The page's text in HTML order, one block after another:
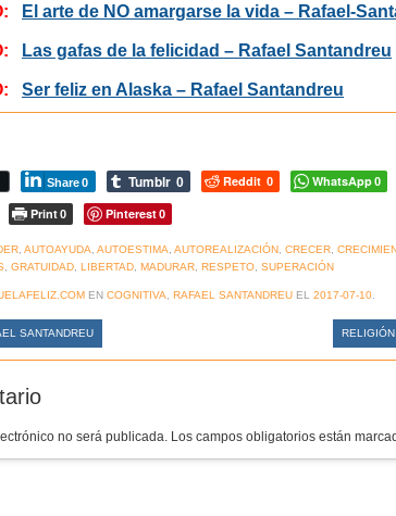
El arte de NO amargarse la vida – Rafael-
Las gafas de la felicidad – Rafael Santandreu
Ser feliz en Alaska – Rafael Santandreu
Share0 Tumblr 0 Reddit 0 WhatsApp0
Print0 Pinterest0
AUTOAYUDA AUTOESTIMA AUTOREALIZACIÓN CRECER
GRATUIDAD LIBERTAD MADURAR RESPETO SUPERACIÓN
EN COGNITIVA RAFAEL SANTANDREU EL 2017-07-10
SANTANDREU
no será publicada. Los campos obligatorios están